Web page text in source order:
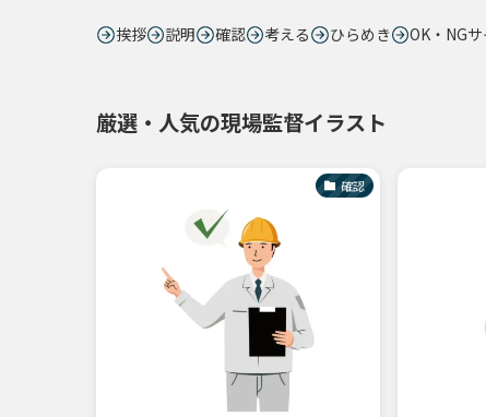
挨拶 説明 確認 考える ひらめき OK・NG
厳選・人気の現場監督イラスト
確認